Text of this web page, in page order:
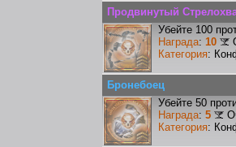
Продвинутый
Убейте 100
Награда: 10
Категория:
Бронебоец
Убейте 50
Награда: 5
Категория: